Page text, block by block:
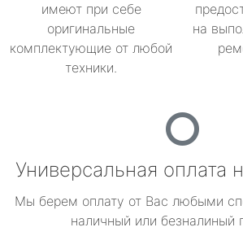
имеют при себе
оригинальные
комплектующие от любой
техники.
на
Универсальная оплата
Мы берем оплату от Вас любыми
наличный или безналиный